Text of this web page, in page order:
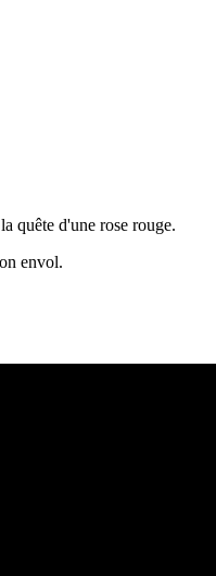
quête d'une rose rouge.
envol.